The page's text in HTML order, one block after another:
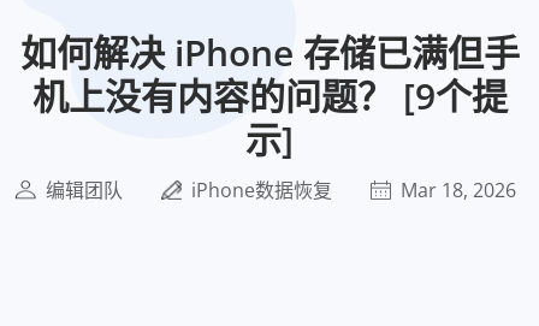
如何解决 iPhone 存储已满但手
机上没有内容的问题？ [9个提
示]
编辑团队 iPhone数据恢复 Mar 18, 2026